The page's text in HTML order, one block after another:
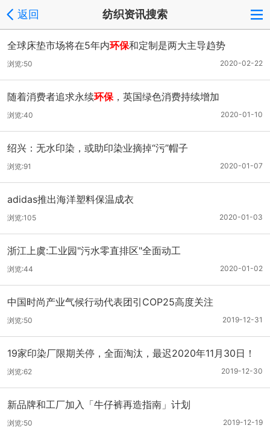
返回 纺织资讯搜索
全球床垫市场将在5年内环保和定制是两大主导趋势
2020-02-22
浏览:50
随着消费者追求永续环保，英国绿色消费持续增加
2020-01-10
浏览:40
绍兴：无水印染，或助印染业摘掉“污”帽子
2020-01-07
浏览:91
adidas推出海洋塑料保温成衣
2020-01-03
浏览:105
浙江上虞:工业园"污水零直排区"全面动工
2020-01-02
浏览:44
中国时尚产业气候行动代表团引COP25高度关注
2019-12-31
浏览:50
19家印染厂限期关停，全面淘汰，最迟2020年11月30日！
2019-12-30
浏览:62
新品牌和工厂加入「牛仔裤再造指南」计划
2019-12-19
浏览:50